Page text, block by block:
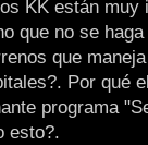
KK están muy
que no se
que
Por qué
programa
esto?.